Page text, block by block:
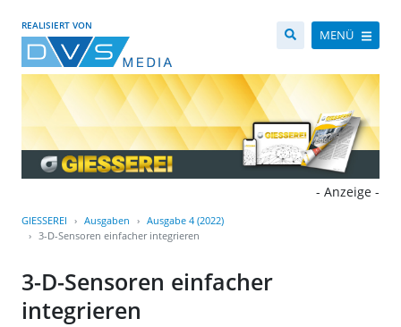
REALISIERT VON
MENÜ
- Anzeige -
GIESSEREI Ausgaben
Ausgabe 4 (2022)
3-D-Sensoren einfacher integrieren
3-D-Sensoren einfacher
integrieren